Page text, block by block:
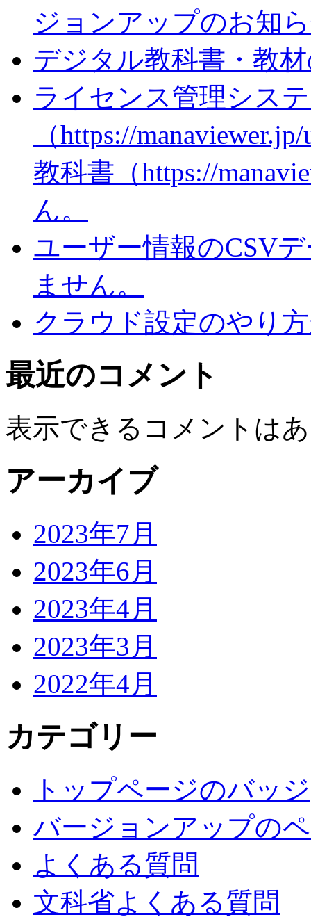
ジョンアップのお知
デジタル教科書・教
ライセンス管理シス
（https://
教科書（https://
ん。
ユーザー情報のCSV
ません。
クラウド設定のやり
最近のコメント
表示できるコメントは
アーカイブ
2023年7月
2023年6月
2023年4月
2023年3月
2022年4月
カテゴリー
トップページのバッジ
バージョンアップの
よくある質問
文科省よくある質問